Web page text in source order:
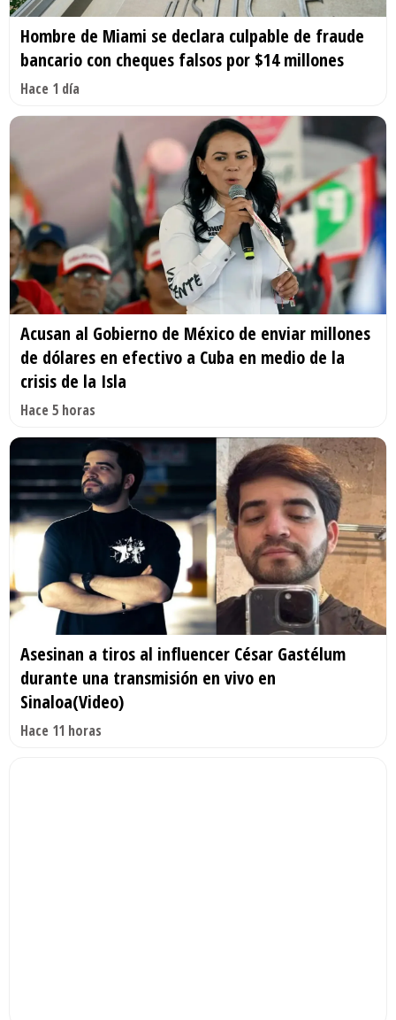
Hombre de Miami se declara culpable de fraude
bancario con cheques falsos por $14 millones
Hace 1 día
Acusan al Gobierno de México de enviar millones
de dólares en efectivo a Cuba en medio de la
crisis de la Isla
Hace 5 horas
Asesinan a tiros al influencer César Gastélum
durante una transmisión en vivo en
Sinaloa(Video)
Hace 11 horas